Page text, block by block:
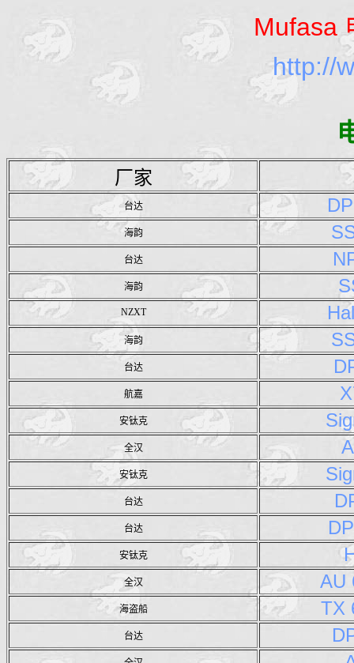
Mufasa
http://
厂家
台达
海韵
台达
海韵
NZXT
海韵
台达
航嘉
安钛克
全汉
安钛克
台达
台达
安钛克
全汉 AU
海盗船 TX
台达